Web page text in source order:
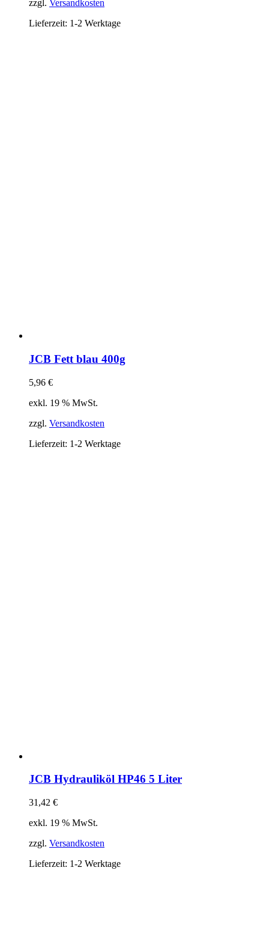
zzgl. Versandkosten
Lieferzeit: 1-2 Werktage
JCB Fett blau 400g
5,96 €
exkl. 19 % MwSt.
zzgl. Versandkosten
Lieferzeit: 1-2 Werktage
JCB Hydrauliköl HP46 5 Liter
31,42 €
exkl. 19 % MwSt.
zzgl. Versandkosten
Lieferzeit: 1-2 Werktage